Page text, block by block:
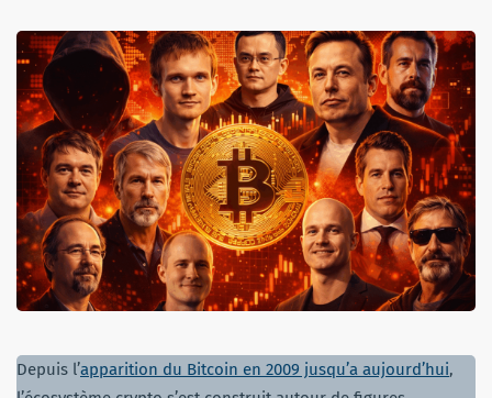
Depuis l’apparition du Bitcoin en 2009 jusqu’a aujourd’hui,